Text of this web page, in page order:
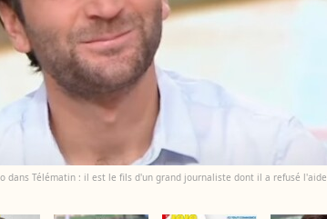
dans Télématin : il est le fils d'un grand journaliste dont il a refusé l'aide